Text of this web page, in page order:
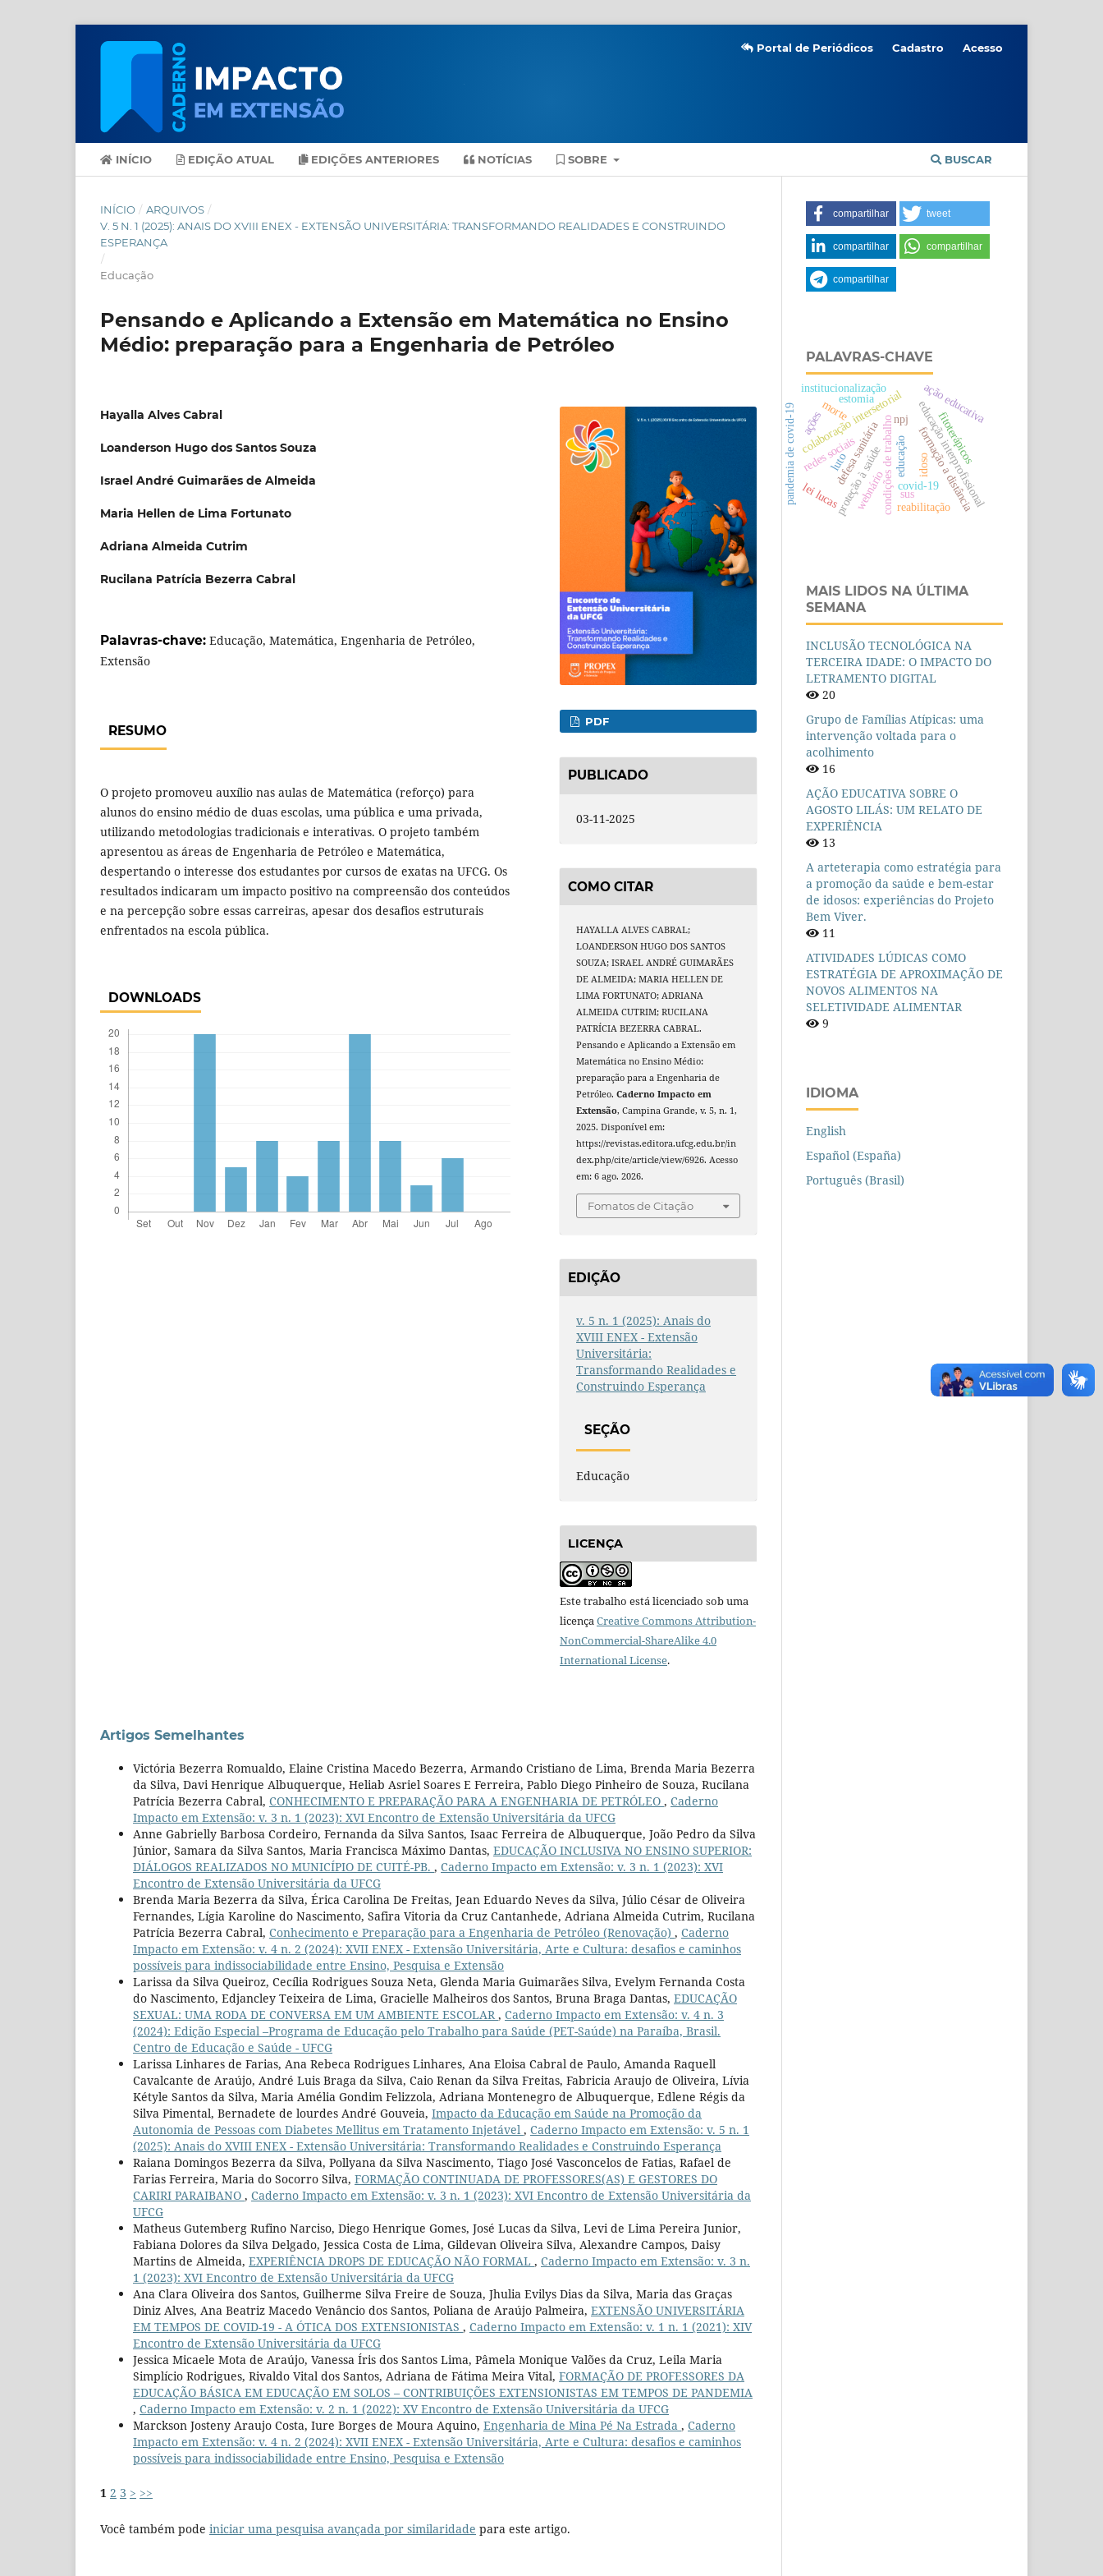
INÍCIO EDIÇÃO ATUAL EDIÇÕES ANTERIORES NOTÍCIAS SOBRE BUSCAR
Portal de Periódicos Cadastro Acesso
INÍCIO / ARQUIVOS /
V. 5 N. 1 (2025): ANAIS DO XVIII ENEX - EXTENSÃO UNIVERSITÁRIA: TRANSFORMANDO REALIDADES E CONSTRUINDO
ESPERANÇA
/
Educação
Pensando e Aplicando a Extensão em Matemática no Ensino
Médio: preparação para a Engenharia de Petróleo
Hayalla Alves Cabral
Loanderson Hugo dos Santos Souza
Israel André Guimarães de Almeida
Maria Hellen de Lima Fortunato
Adriana Almeida Cutrim
Rucilana Patrícia Bezerra Cabral
Palavras-chave: Educação, Matemática, Engenharia de Petróleo,
Extensão
RESUMO
O projeto promoveu auxílio nas aulas de Matemática (reforço) para
alunos do ensino médio de duas escolas, uma pública e uma privada,
utilizando metodologias tradicionais e interativas. O projeto também
apresentou as áreas de Engenharia de Petróleo e Matemática,
despertando o interesse dos estudantes por cursos de exatas na UFCG. Os
resultados indicaram um impacto positivo na compreensão dos conteúdos
e na percepção sobre essas carreiras, apesar dos desafios estruturais
enfrentados na escola pública.
DOWNLOADS
PDF
PUBLICADO
03-11-2025
COMO CITAR
HAYALLA ALVES CABRAL;
LOANDERSON HUGO DOS SANTOS
SOUZA; ISRAEL ANDRÉ GUIMARÃES
DE ALMEIDA; MARIA HELLEN DE
LIMA FORTUNATO; ADRIANA
ALMEIDA CUTRIM; RUCILANA
PATRÍCIA BEZERRA CABRAL.
Pensando e Aplicando a Extensão em
Matemática no Ensino Médio:
preparação para a Engenharia de
Petróleo.Caderno Impacto em
Extensão, Campina Grande, v. 5, n. 1,
2025. Disponível em:
https://revistas.editora.ufcg.edu.br/in
dex.php/cite/article/view/6926. Acesso
em: 6 ago. 2026.
Fomatos de Citação
EDIÇÃO
v. 5 n. 1 (2025): Anais do
XVIII ENEX - Extensão
Universitária:
Transformando Realidades e
Construindo Esperança
SEÇÃO
Educação
LICENÇA
Este trabalho está licenciado sob uma
licençaCreative Commons Attribution-
NonCommercial-ShareAlike 4.0
International License.
Artigos Semelhantes
Victória Bezerra Romualdo, Elaine Cristina Macedo Bezerra, Armando Cristiano de Lima, Brenda Maria Bezerra
da Silva, Davi Henrique Albuquerque, Heliab Asriel Soares E Ferreira, Pablo Diego Pinheiro de Souza, Rucilana
Patrícia Bezerra Cabral, CONHECIMENTO E PREPARAÇÃO PARA A ENGENHARIA DE PETRÓLEO , Caderno
Impacto em Extensão: v. 3 n. 1 (2023): XVI Encontro de Extensão Universitária da UFCG
Anne Gabrielly Barbosa Cordeiro, Fernanda da Silva Santos, Isaac Ferreira de Albuquerque, João Pedro da Silva
Júnior, Samara da Silva Santos, Maria Francisca Máximo Dantas, EDUCAÇÃO INCLUSIVA NO ENSINO SUPERIOR:
DIÁLOGOS REALIZADOS NO MUNICÍPIO DE CUITÉ-PB. , Caderno Impacto em Extensão: v. 3 n. 1 (2023): XVI
Encontro de Extensão Universitária da UFCG
Brenda Maria Bezerra da Silva, Érica Carolina De Freitas, Jean Eduardo Neves da Silva, Júlio César de Oliveira
Fernandes, Lígia Karoline do Nascimento, Safira Vitoria da Cruz Cantanhede, Adriana Almeida Cutrim, Rucilana
Patrícia Bezerra Cabral, Conhecimento e Preparação para a Engenharia de Petróleo (Renovação) , Caderno
Impacto em Extensão: v. 4 n. 2 (2024): XVII ENEX - Extensão Universitária, Arte e Cultura: desafios e caminhos
possíveis para indissociabilidade entre Ensino, Pesquisa e Extensão
Larissa da Silva Queiroz, Cecília Rodrigues Souza Neta, Glenda Maria Guimarães Silva, Evelym Fernanda Costa
do Nascimento, Edjancley Teixeira de Lima, Gracielle Malheiros dos Santos, Bruna Braga Dantas, EDUCAÇÃO
SEXUAL: UMA RODA DE CONVERSA EM UM AMBIENTE ESCOLAR, Caderno Impacto em Extensão: v. 4 n. 3
(2024): Edição Especial –Programa de Educação pelo Trabalho para Saúde (PET-Saúde) na Paraíba, Brasil.
Centro de Educação e Saúde - UFCG
Larissa Linhares de Farias, Ana Rebeca Rodrigues Linhares, Ana Eloisa Cabral de Paulo, Amanda Raquell
Cavalcante de Araújo, André Luis Braga da Silva, Caio Renan da Silva Freitas, Fabricia Araujo de Oliveira, Lívia
Kétyle Santos da Silva, Maria Amélia Gondim Felizzola, Adriana Montenegro de Albuquerque, Edlene Régis da
Silva Pimental, Bernadete de lourdes André Gouveia, Impacto da Educação em Saúde na Promoção da
Autonomia de Pessoas com Diabetes Mellitus em Tratamento Injetável , Caderno Impacto em Extensão: v. 5 n. 1
(2025): Anais do XVIII ENEX - Extensão Universitária: Transformando Realidades e Construindo Esperança
Raiana Domingos Bezerra da Silva, Pollyana da Silva Nascimento, Tiago José Vasconcelos de Fatias, Rafael de
Farias Ferreira, Maria do Socorro Silva, FORMAÇÃO CONTINUADA DE PROFESSORES(AS) E GESTORES DO
CARIRI PARAIBANO , Caderno Impacto em Extensão: v. 3 n. 1 (2023): XVI Encontro de Extensão Universitária da
UFCG
Matheus Gutemberg Rufino Narciso, Diego Henrique Gomes, José Lucas da Silva, Levi de Lima Pereira Junior,
Fabiana Dolores da Silva Delgado, Jessica Costa de Lima, Gildevan Oliveira Silva, Alexandre Campos, Daisy
Martins de Almeida, EXPERIÊNCIA DROPS DE EDUCAÇÃO NÃO FORMAL , Caderno Impacto em Extensão: v. 3 n.
1 (2023): XVI Encontro de Extensão Universitária da UFCG
Ana Clara Oliveira dos Santos, Guilherme Silva Freire de Souza, Jhulia Evilys Dias da Silva, Maria das Graças
Diniz Alves, Ana Beatriz Macedo Venâncio dos Santos, Poliana de Araújo Palmeira, EXTENSÃO UNIVERSITÁRIA
EM TEMPOS DE COVID-19 - A ÓTICA DOS EXTENSIONISTAS , Caderno Impacto em Extensão: v. 1 n. 1 (2021): XIV
Encontro de Extensão Universitária da UFCG
Jessica Micaele Mota de Araújo, Vanessa Íris dos Santos Lima, Pâmela Monique Valões da Cruz, Leila Maria
Simplício Rodrigues, Rivaldo Vital dos Santos, Adriana de Fátima Meira Vital, FORMAÇÃO DE PROFESSORES DA
EDUCAÇÃO BÁSICA EM EDUCAÇÃO EM SOLOS – CONTRIBUIÇÕES EXTENSIONISTAS EM TEMPOS DE PANDEMIA
, Caderno Impacto em Extensão: v. 2 n. 1 (2022): XV Encontro de Extensão Universitária da UFCG
Marckson Josteny Araujo Costa, Iure Borges de Moura Aquino, Engenharia de Mina Pé Na Estrada , Caderno
Impacto em Extensão: v. 4 n. 2 (2024): XVII ENEX - Extensão Universitária, Arte e Cultura: desafios e caminhos
possíveis para indissociabilidade entre Ensino, Pesquisa e Extensão
1 2 3 > >>
Você também pode iniciar uma pesquisa avançada por similaridade para este artigo.
compartilhar tweet
compartilhar compartilhar
compartilhar
PALAVRAS-CHAVE
condições de trabalho
colaboração intersetorialeducação interprofissional
covid-19
formação a distância
idoso
pandemia de covid-19 defesa sanitária
proteção à saúde
ação educativa
redes sociais fitoterápicos
educação
morte
luto
npj
institucionalização
lei lucas webnário
ações
sus
estomia
reabilitação
MAIS LIDOS NA ÚLTIMA
SEMANA
INCLUSÃO TECNOLÓGICA NA
TERCEIRA IDADE: O IMPACTO DO
LETRAMENTO DIGITAL
20
Grupo de Famílias Atípicas: uma
intervenção voltada para o
acolhimento
16
AÇÃO EDUCATIVA SOBRE O
AGOSTO LILÁS: UM RELATO DE
EXPERIÊNCIA
13
A arteterapia como estratégia para
a promoção da saúde e bem-estar
de idosos: experiências do Projeto
Bem Viver.
11
ATIVIDADES LÚDICAS COMO
ESTRATÉGIA DE APROXIMAÇÃO DE
NOVOS ALIMENTOS NA
SELETIVIDADE ALIMENTAR
9
IDIOMA
English
Español (España)
Português (Brasil)